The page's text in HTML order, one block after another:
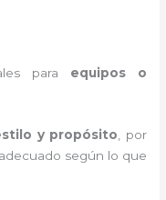
para equipos o
y propósito , por
según lo que